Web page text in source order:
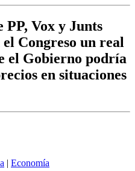
PP, Vox y Junts
Congreso un real
el Gobierno podría
en situaciones
| Economía